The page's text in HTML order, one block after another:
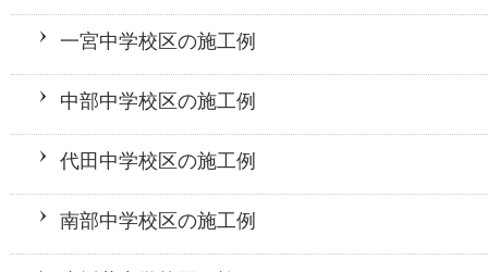
一宮中学校区の施工例
中部中学校区の施工例
代田中学校区の施工例
南部中学校区の施工例